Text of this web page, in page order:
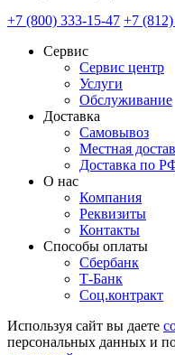
+7 (800) 333-15-47 +7
Сервис
Сервис центр
Услуги
Обслуживание
Доставка
Самовывоз
Местная
Доставка по
О нас
Компания
Реквизиты
Контакты
Cпособы оплаты
Сбербанк
Т-Банк
Соц.контракт
Используя сайт вы даете
персональных данных и